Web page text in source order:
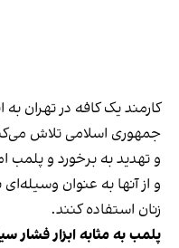
کارمند یک کافه در تهران
جمهوری اسلامی تلاش
و تهدید به برخورد و پلمب
و از آنها به عنوان
زنان استفاده کنند.
پلمب به مثابه ابزار فشار